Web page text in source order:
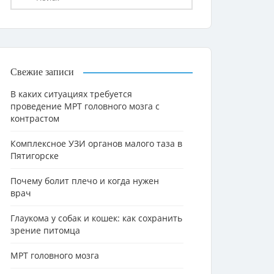
Свежие записи
В каких ситуациях требуется
проведение МРТ головного мозга с
контрастом
Комплексное УЗИ органов малого таза в
Пятигорске
Почему болит плечо и когда нужен
врач
Глаукома у собак и кошек: как сохранить
зрение питомца
МРТ головного мозга